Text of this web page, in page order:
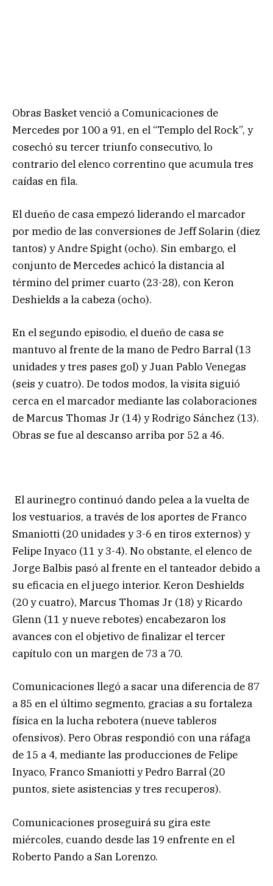
Obras Basket venció a Comunicaciones de
Mercedes por 100 a 91, en el “Templo del Rock”, y
cosechó su tercer triunfo consecutivo, lo
contrario del elenco correntino que acumula tres
caídas en fila.
El dueño de casa empezó liderando el marcador
por medio de las conversiones de Jeff Solarin (diez
tantos) y Andre Spight (ocho). Sin embargo, el
conjunto de Mercedes achicó la distancia al
término del primer cuarto (23-28), con Keron
Deshields a la cabeza (ocho).
En el segundo episodio, el dueño de casa se
mantuvo al frente de la mano de Pedro Barral (13
unidades y tres pases gol) y Juan Pablo Venegas
(seis y cuatro). De todos modos, la visita siguió
cerca en el marcador mediante las colaboraciones
de Marcus Thomas Jr (14) y Rodrigo Sánchez (13).
Obras se fue al descanso arriba por 52 a 46.
El aurinegro continuó dando pelea a la vuelta de
los vestuarios, a través de los aportes de Franco
Smaniotti (20 unidades y 3-6 en tiros externos) y
Felipe Inyaco (11 y 3-4). No obstante, el elenco de
Jorge Balbis pasó al frente en el tanteador debido a
su eficacia en el juego interior. Keron Deshields
(20 y cuatro), Marcus Thomas Jr (18) y Ricardo
Glenn (11 y nueve rebotes) encabezaron los
avances con el objetivo de finalizar el tercer
capítulo con un margen de 73 a 70.
Comunicaciones llegó a sacar una diferencia de 87
a 85 en el último segmento, gracias a su fortaleza
física en la lucha rebotera (nueve tableros
ofensivos). Pero Obras respondió con una ráfaga
de 15 a 4, mediante las producciones de Felipe
Inyaco, Franco Smaniotti y Pedro Barral (20
puntos, siete asistencias y tres recuperos).
Comunicaciones proseguirá su gira este
miércoles, cuando desde las 19 enfrente en el
Roberto Pando a San Lorenzo.